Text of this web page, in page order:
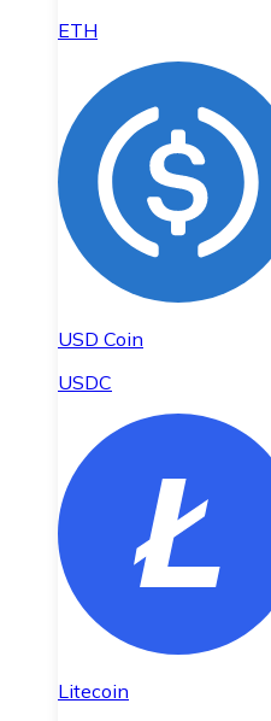
ETH
USD Coin
USDC
Litecoin